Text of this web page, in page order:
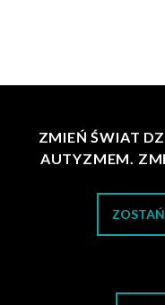
ZMIEŃ ŚWIAT
AUTYZMEM.